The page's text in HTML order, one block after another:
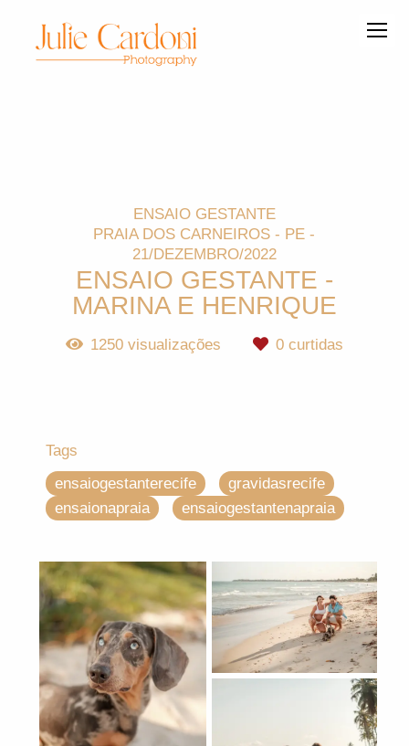
ENSAIO GESTANTE
PRAIA DOS CARNEIROS - PE
21/DEZEMBRO/2022
ENSAIO GESTANTE -
MARINA E HENRIQUE
1250 visualizações 0 curtidas
Tags
ensaiogestanterecife
gravidasrecife
ensaionapraia
ensaiogestantenapraia